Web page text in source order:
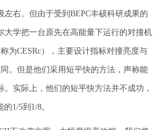
左右。但由于受到BEPC丰硕科研成果的
大学把一台原先在高能量下运行的对撞机
为CESRc），主要设计指标对撞亮度与
。但是他们采用短平快的方法，声称能
。实际上，他们的短平快方法并不成功，
1/5到1/8。